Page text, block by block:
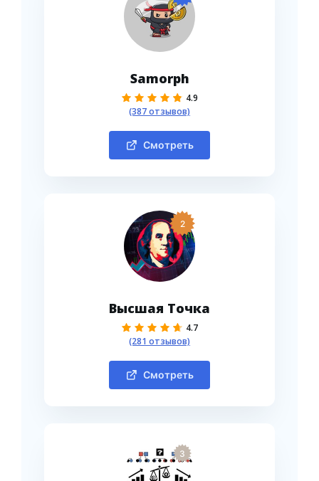
Samorph
4.9
(387 отзывов)
Смотреть
2
Высшая Точка
4.7
(281 отзывов)
Смотреть
3